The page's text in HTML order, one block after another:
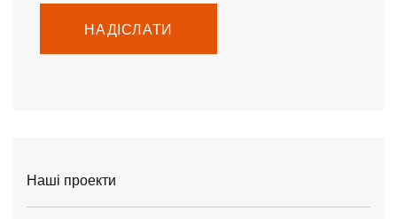
НАДІСЛАТИ
Наші проекти